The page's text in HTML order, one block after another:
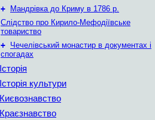
+
Мандрівка до Криму в 1786 р.
Слідство про Кирило-Мефодіївське
товариство
+ Чечелівський монастир в документах і
спогадах
Історія
Історія культури
Києвознавство
Краєзнавство